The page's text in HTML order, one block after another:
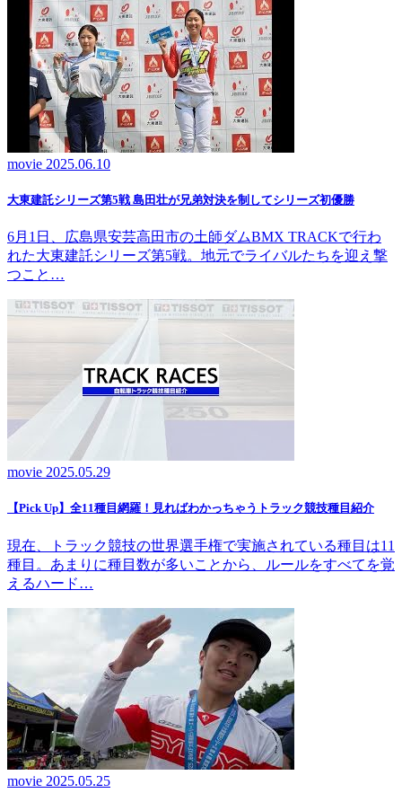
movie 2025.06.10
大東建託シリーズ第5戦 島田壮が兄弟対決を制してシリーズ初優勝
6月1日、広島県安芸高田市の土師ダムBMX TRACKで行わ
れた大東建託シリーズ第5戦。地元でライバルたちを迎え撃
つこと…
movie 2025.05.29
【Pick Up】全11種目網羅！見ればわかっちゃうトラック競技種目紹介
現在、トラック競技の世界選手権で実施されている種目は11
種目。あまりに種目数が多いことから、ルールをすべてを覚
えるハード…
movie 2025.05.25